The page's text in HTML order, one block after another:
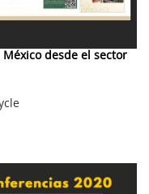
desde el sector